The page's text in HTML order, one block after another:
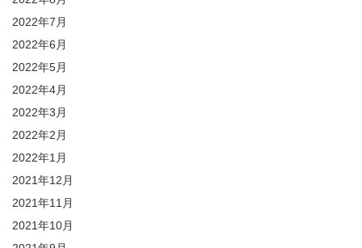
2022年7月
2022年6月
2022年5月
2022年4月
2022年3月
2022年2月
2022年1月
2021年12月
2021年11月
2021年10月